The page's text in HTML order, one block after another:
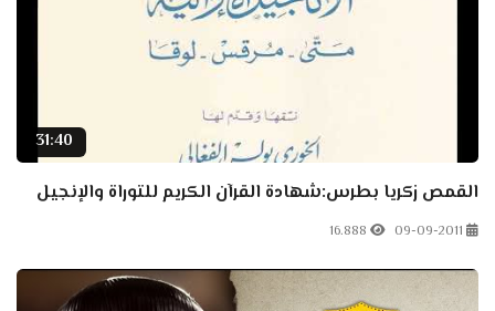
31:40
القمص زكريا بطرس:شهادة القرآن الكريم للتوراة والإنجيل
09-09-2011
16.888